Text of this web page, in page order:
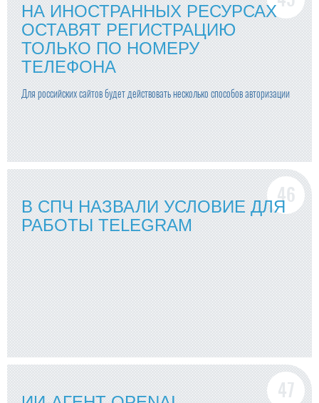
НА ИНОСТРАННЫХ РЕСУРСАХ
ОСТАВЯТ РЕГИСТРАЦИЮ
ТОЛЬКО ПО НОМЕРУ
ТЕЛЕФОНА
Для российских сайтов будет действовать несколько способов авторизации
В СПЧ НАЗВАЛИ УСЛОВИЕ ДЛЯ
РАБОТЫ TELEGRAM